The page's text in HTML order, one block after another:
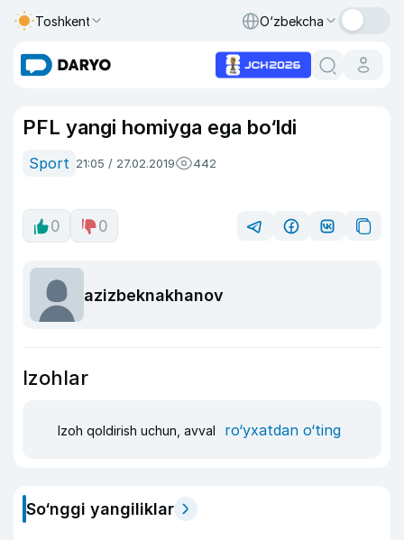
Toshkent O‘zbekcha
PFL yangi homiyga ega bo‘ldi
Sport 21:05 / 27.02.2019 442
0 0
azizbeknakhanov
Izohlar
Izoh qoldirish uchun, avval ro‘yxatdan o‘ting
So‘nggi yangiliklar